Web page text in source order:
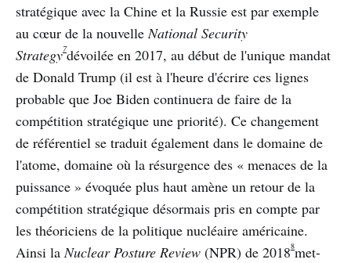
stratégique avec la Chine et la Russie est par exemple
au cœur de la nouvelleNational Security
Strategy7dévoilée en 2017, au début de l'unique mandat
de Donald Trump (il est à l'heure d'écrire ces lignes
probable que Joe Biden continuera de faire de la
compétition stratégique une priorité). Ce changement
de référentiel se traduit également dans le domaine de
l'atome, domaine où la résurgence des « menaces de la
puissance » évoquée plus haut amène un retour de la
compétition stratégique désormais pris en compte par
les théoriciens de la politique nucléaire américaine.
Ainsi laNuclear Posture Review (NPR) de 20188met-